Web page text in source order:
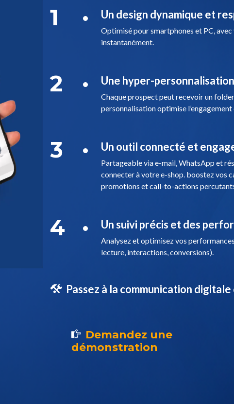
1 Un design dynamique et
Optimisé pour smartphones et PC,
instantanément.
2 Une hyper-
Chaque prospect peut recevoir un
personnalisation optimise l’engagement
3 Un outil connecté et
Partageable via e-mail, WhatsApp et
connecter à votre e-shop. boostez vos
promotions et call-to-actions
4 Un suivi précis et des
Analysez et optimisez vos
lecture, interactions, conversions).
Passez à la communication digitale
Demandez une
démonstration